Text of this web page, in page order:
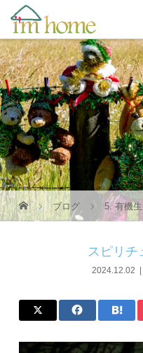
ブログ 5. 有機
スピリチ
2024.12.02